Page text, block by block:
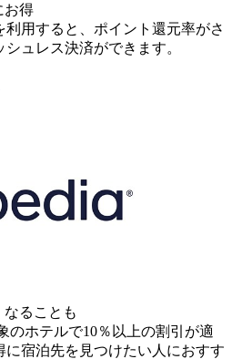
お得
利用すると、ポイント還元率がさ
ュレス決済ができます。
なることも
のホテルで10％以上の割引が適
に宿泊先を見つけたい人におすす